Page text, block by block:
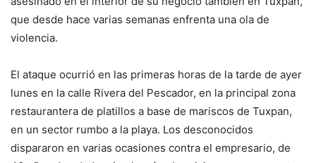
que desde hace varias semanas enfrenta una ola de
violencia.
El ataque ocurrió en las primeras horas de la tarde de ayer
lunes en la calle Rivera del Pescador, en la principal zona
restaurantera de platillos a base de mariscos de Tuxpan,
en un sector rumbo a la playa. Los desconocidos
dispararon en varias ocasiones contra el empresario, de